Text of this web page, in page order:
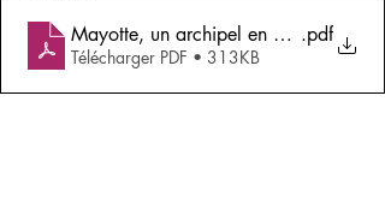
Mayotte, un archipel en « situation
.pdf
Télécharger PDF • 313KB